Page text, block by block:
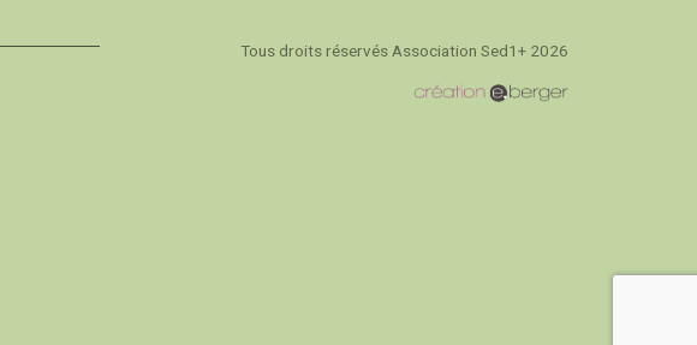
Tous droits réservés Association Sed1+ 2026